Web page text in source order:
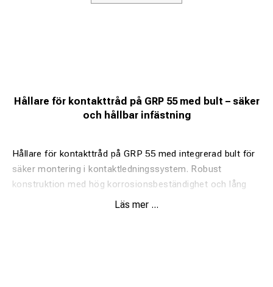
Hållare för kontakttråd på GRP 55 med bult – säker
och hållbar infästning
Hållare för kontakttråd på GRP 55 med integrerad bult för
säker montering i kontaktledningssystem. Robust
konstruktion med hög korrosionsbeständighet och lång
Läs mer ...